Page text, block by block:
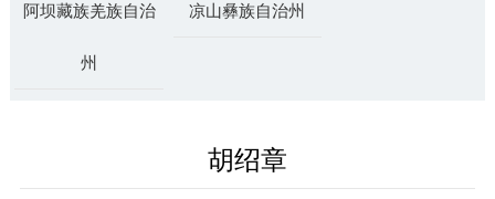
阿坝藏族羌族自治
州
凉山彝族自治州
胡绍章